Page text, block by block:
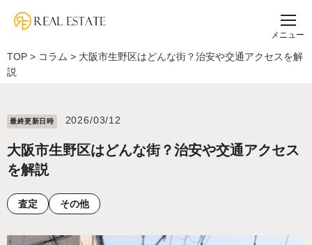
メニュー
TOP > コラム > 大阪市生野区はどんな街？治安や交通アクセスを解
説
最終更新⽇時 2026/03/12
大阪市生野区はどんな街？治安や交通アクセス
を解説
査定 その他